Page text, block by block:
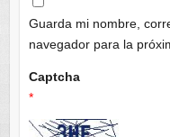
Guarda mi nombre,
navegador para la
Captcha
*